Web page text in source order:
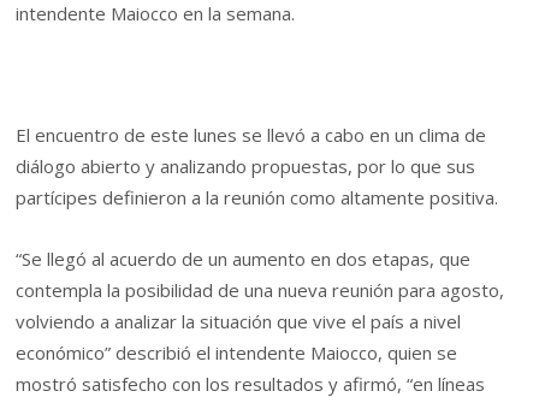
intendente Maiocco en la semana.
El encuentro de este lunes se llevó a cabo en un clima de
diálogo abierto y analizando propuestas, por lo que sus
partícipes definieron a la reunión como altamente positiva.
“Se llegó al acuerdo de un aumento en dos etapas, que
contempla la posibilidad de una nueva reunión para agosto,
volviendo a analizar la situación que vive el país a nivel
económico” describió el intendente Maiocco, quien se
mostró satisfecho con los resultados y afirmó, “en líneas